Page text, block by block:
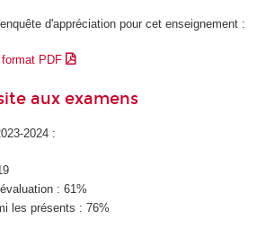
d'appréciation pour cet enseignement :
PDF
aux examens
2024 :
: 61%
les présents : 76%